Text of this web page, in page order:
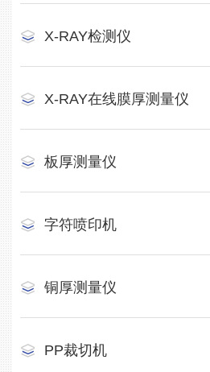
X-RAY检测仪
X-RAY在线膜厚测量仪
板厚测量仪
字符喷印机
铜厚测量仪
PP裁切机